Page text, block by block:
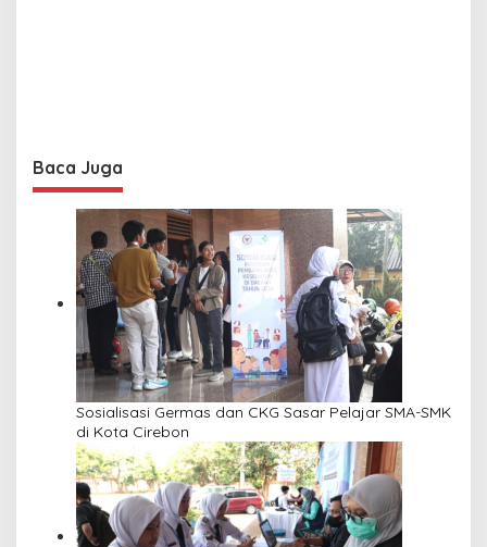
Baca Juga
Sosialisasi Germas dan CKG Sasar Pelajar SMA-SMK
di Kota Cirebon